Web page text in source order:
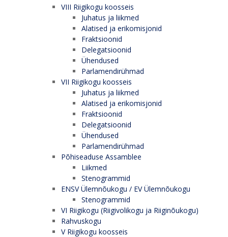
VIII Riigikogu koosseis
Juhatus ja liikmed
Alatised ja erikomisjonid
Fraktsioonid
Delegatsioonid
Ühendused
Parlamendirühmad
VII Riigikogu koosseis
Juhatus ja liikmed
Alatised ja erikomisjonid
Fraktsioonid
Delegatsioonid
Ühendused
Parlamendirühmad
Põhiseaduse Assamblee
Liikmed
Stenogrammid
ENSV Ülemnõukogu / EV Ülemnõukogu
Stenogrammid
VI Riigikogu (Riigivolikogu ja Riiginõukogu)
Rahvuskogu
V Riigikogu koosseis